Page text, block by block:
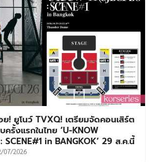
! ยูโนว์ TVXQ! เตรียมจัดคอนเสิร์ต
ครั้งแรกในไทย ‘U-KNOW
SCENE#1 in BANGKOK’ 29 ส.ค.นี้
07/2026